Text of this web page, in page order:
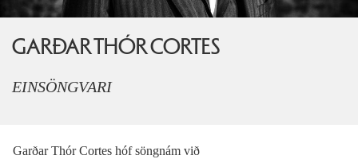
GARÐAR THÓR CORTES
EINSÖNGVARI
Garðar Thór Cortes hóf söngnám við